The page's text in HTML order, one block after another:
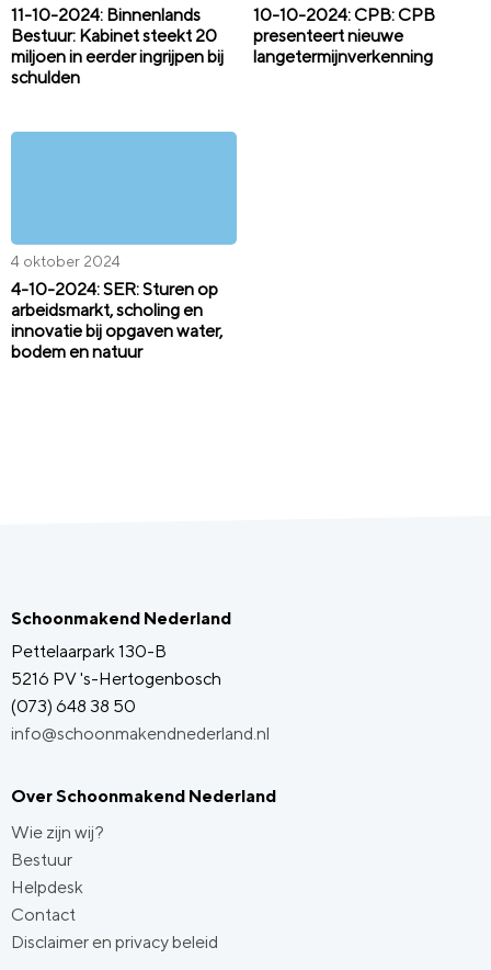
11-10-2024: Binnenlands
Bestuur: Kabinet steekt 20
miljoen in eerder ingrijpen bij
schulden
10-10-2024: CPB: CPB
presenteert nieuwe
langetermijnverkenning
4 oktober 2024
4-10-2024: SER: Sturen op
arbeidsmarkt, scholing en
innovatie bij opgaven water,
bodem en natuur
Schoonmakend Nederland
Pettelaarpark 130-B
5216 PV 's-Hertogenbosch
(073) 648 38 50
info@schoonmakendnederland.nl
Over Schoonmakend Nederland
Wie zijn wij?
Bestuur
Helpdesk
Contact
Disclaimer en privacy beleid